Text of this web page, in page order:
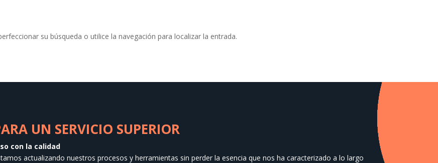
su búsqueda o utilice la navegación para localizar la entrada.
UN SERVICIO SUPERIOR
con la calidad
actualizando nuestros procesos y herramientas sin perder la esencia que nos ha caracterizado a lo largo